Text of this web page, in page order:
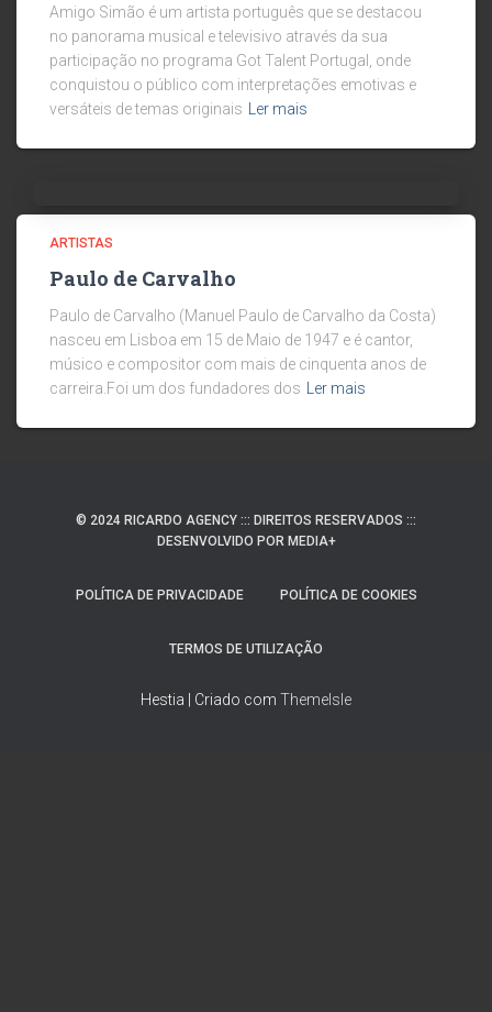
Amigo Simão é um artista português que se destacou
no panorama musical e televisivo através da sua
participação no programa Got Talent Portugal, onde
conquistou o público com interpretações emotivas e
versáteis de temas originais
Ler mais
ARTISTAS
Paulo de Carvalho
Paulo de Carvalho (Manuel Paulo de Carvalho da Costa)
nasceu em Lisboa em 15 de Maio de 1947 e é cantor,
músico e compositor com mais de cinquenta anos de
carreira.Foi um dos fundadores dos
Ler mais
© 2024 RICARDO AGENCY ::: DIREITOS RESERVADOS :::
DESENVOLVIDO POR MEDIA+
POLÍTICA DE PRIVACIDADE POLÍTICA DE COOKIES
TERMOS DE UTILIZAÇÃO
Hestia | Criado com ThemeIsle